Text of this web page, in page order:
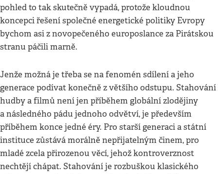
pohled to tak skutečně vypadá, protože kloudnou
koncepci řešení společné energetické politiky Evropy
bychom asi z novopečeného europoslance za Pirátskou
stranu páčili marně.
Jenže možná je třeba se na fenomén sdílení a jeho
generace podívat konečně z většího odstupu. Stahování
hudby a filmů není jen příběhem globální zlodějiny
a následného pádu jednoho odvětví, je především
příběhem konce jedné éry. Pro starší generaci a státní
instituce zůstává morálně nepřijatelným činem, pro
mladé zcela přirozenou věcí, jehož kontroverznost
nechtějí chápat. Stahování je rozbuškou klasického